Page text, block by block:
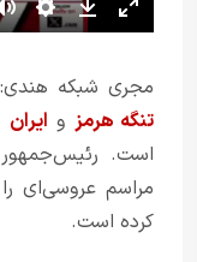
مجری شبکه
تنگه هرمز و ایران
است.
مراسم عروسی‌ای
کرده است.